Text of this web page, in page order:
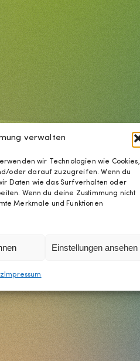
verwalten
wir Technologien wie Cookies,
oder darauf zuzugreifen. Wenn du
Daten wie das Surfverhalten oder
Wenn du deine Zustimmung nicht
Merkmale und Funktionen
Einstellungen ansehen
Impressum